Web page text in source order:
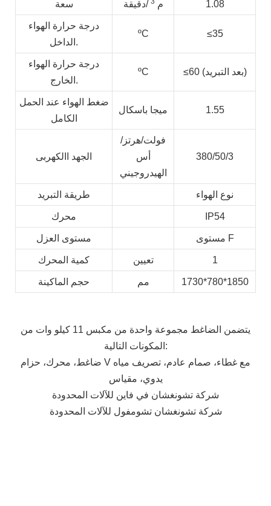
سعة م /دقيقة 1.08
درجة حرارة الهواء
الداخل.
ºC ≤35
درجة حرارة الهواء
الخارج.
ºC ≤60 (بعد التبريد)
ضغط الهواء عند الحمل
الكامل
ميجا باسكال 1.55
الجهد االكهربى
فولت/هرتز/
أس
الهيدروجيني
380/50/3
طريقة التبريد نوع الهواء
محرك IP54
مستوى العزل مستوى F
كمية المحرك تعيين 1
حجم الماكينة مم 1730*780*1850
يتضمن الضاغط مجموعة واحدة من مكبس 11 كيلو وات من
المكونات التالية:
ضاغط، محرك، حزام V مع غطاء، صمام عادم، تصريف مياه
يدوي، مقياس
شركة تشونغشان في فاين للآلات المحدودة
شركة تشونغشان تشومفول للآلات المحدودة